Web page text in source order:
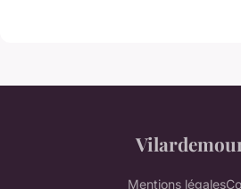
Mentions légales